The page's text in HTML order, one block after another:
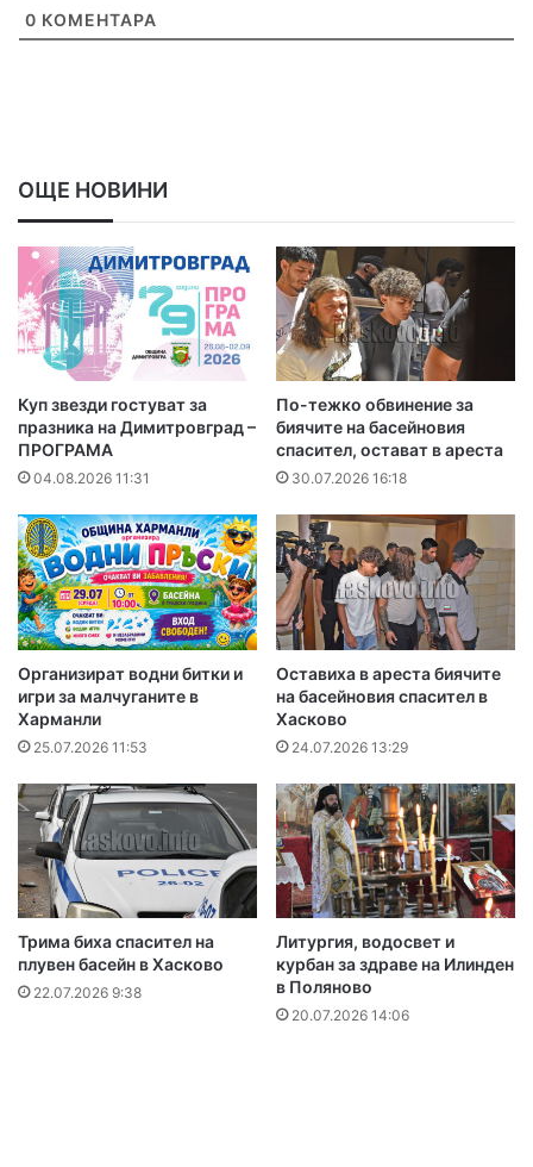
0 КОМЕНТАРА
ОЩЕ НОВИНИ
Куп звезди гостуват за
празника на Димитровград –
ПРОГРАМА
04.08.2026 11:31
По-тежко обвинение за
биячите на басейновия
спасител, остават в ареста
30.07.2026 16:18
Организират водни битки и
игри за малчуганите в
Харманли
25.07.2026 11:53
Оставиха в ареста биячите
на басейновия спасител в
Хасково
24.07.2026 13:29
Трима биха спасител на
плувен басейн в Хасково
22.07.2026 9:38
Литургия, водосвет и
курбан за здраве на Илинден
в Поляново
20.07.2026 14:06